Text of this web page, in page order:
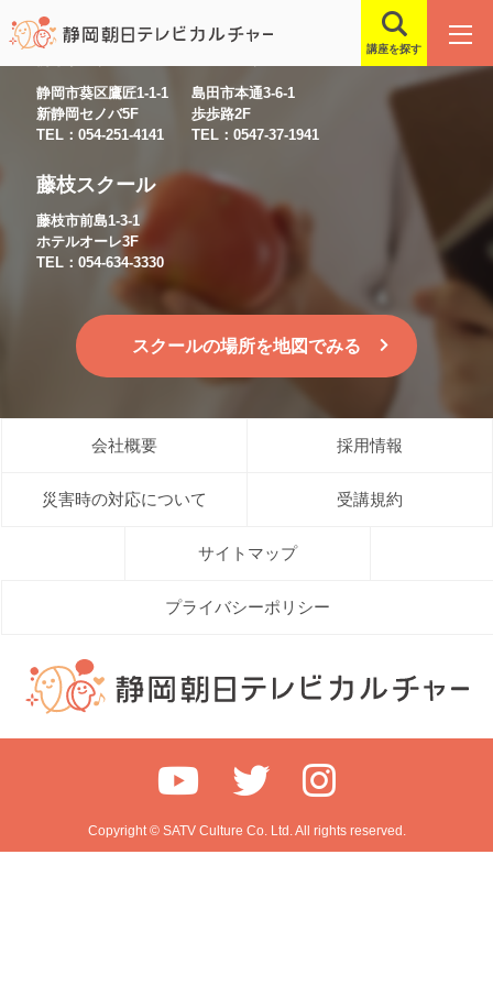
講座を探す
静岡市葵区鷹匠1-1-1
新静岡セノバ5F
TEL：054-251-4141
島田市本通3-6-1
歩歩路2F
TEL：0547-37-1941
藤枝スクール
藤枝市前島1-3-1
ホテルオーレ3F
TEL：054-634-3330
スクールの場所を地図でみる
会社概要 採用情報
災害時の対応について 受講規約
サイトマップ
プライバシーポリシー
Copyright © SATV Culture Co. Ltd. All rights reserved.